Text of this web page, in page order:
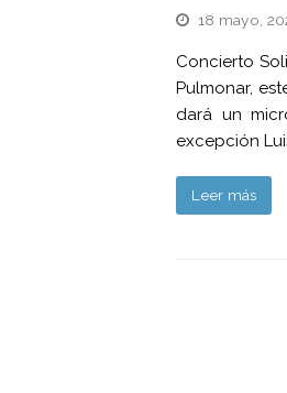
18 mayo,
Concierto
Pulmonar,
dará un
excepción
Leer más